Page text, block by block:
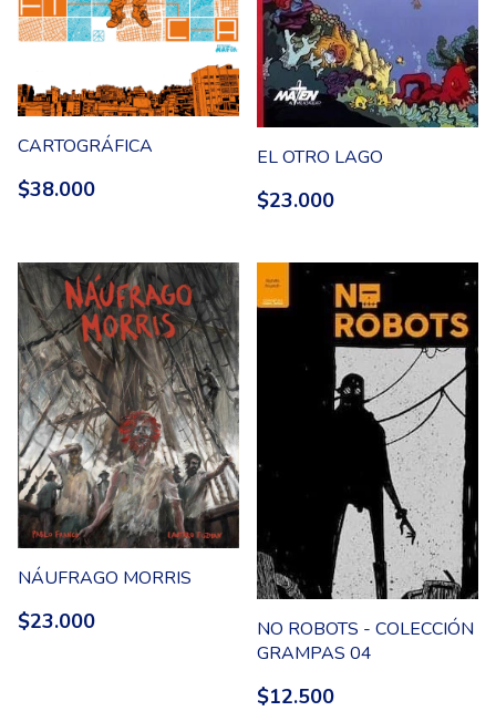
CARTOGRÁFICA
$38.000
EL OTRO LAGO
$23.000
NÁUFRAGO MORRIS
$23.000
NO ROBOTS - COLECCIÓN
GRAMPAS 04
$12.500